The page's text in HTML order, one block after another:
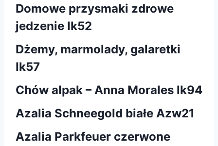
Domowe przysmaki zdrowe
jedzenie Ik52
Dżemy, marmolady, galaretki
Ik57
Chów alpak – Anna Morales lk94
Azalia Schneegold białe Azw21
Azalia Parkfeuer czerwone